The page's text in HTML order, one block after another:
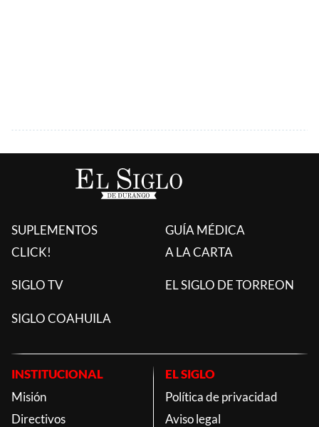
SUPLEMENTOS
CLICK!
GUÍA MÉDICA
A LA CARTA
SIGLO TV EL SIGLO DE TORREON
SIGLO COAHUILA
INSTITUCIONAL
Misión
Directivos
EL SIGLO
Política de privacidad
Aviso legal